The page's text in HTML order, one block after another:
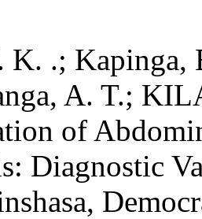
K. .;
A. T.;
of
Diagnostic